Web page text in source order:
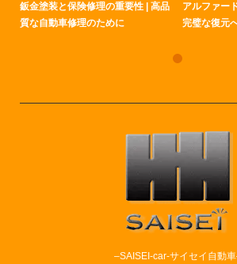
鈑金塗装と保険修理の重要性 | 高品
質な自動車修理のために
アルファー
完璧な復元
–SAISEI-car-サイセイ自動